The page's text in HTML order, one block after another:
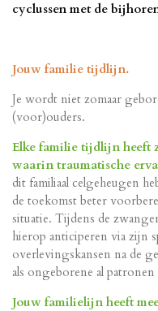
cyclussen met de
Jouw familie tijdlijn.
Je wordt niet zomaar
(voor)ouders.
Elke familie tijdlijn heeft
waarin traumatische
dit familiaal celgeheugen
de toekomst beter
situatie. Tijdens de
hierop anticiperen via zijn
overlevingskansen na de
als ongeborene al
Jouw familielijn heeft